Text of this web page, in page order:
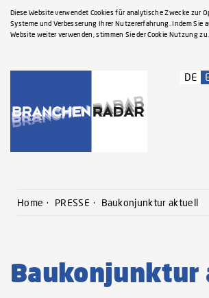
Diese Website verwendet Cookies für analytische Zwecke zur
Systeme und Verbesserung Ihrer Nutzererfahrung. Indem Sie
Website weiter verwenden, stimmen Sie der Cookie Nutzung zu.
DE
Home PRESSE Baukonjunktur aktuell
Baukonjunktur